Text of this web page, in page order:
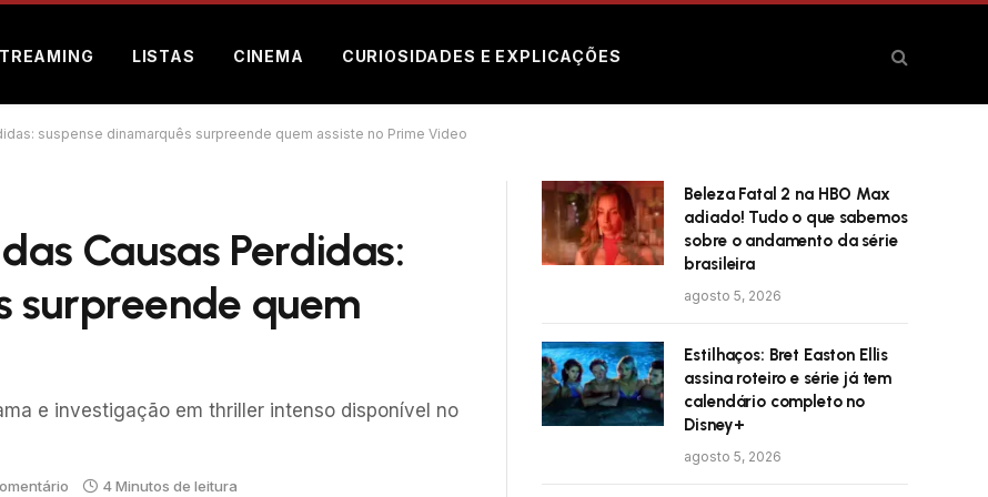
LISTAS CINEMA CURIOSIDADES E EXPLICAÇÕES
suspense dinamarquês surpreende quem assiste no Prime Video
Causas Perdidas:
surpreende quem
e investigação em thriller intenso disponível no
4 Minutos de leitura
Beleza Fatal 2 na HBO Max
adiado! Tudo o que sabemos
sobre o andamento da série
brasileira
agosto 5, 2026
Estilhaços: Bret Easton Ellis
assina roteiro e série já tem
calendário completo no
Disney+
agosto 5, 2026